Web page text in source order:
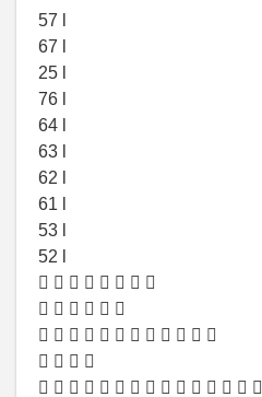
57 l
67 l
25 l
76 l
64 l
63 l
62 l
61 l
53 l
52 l
       
     
           
   
              